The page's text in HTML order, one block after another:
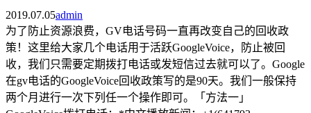
2019.07.05admin
为了防止资源浪费，GV电话号码一直再改变自己的回收政
策！这里给大家几个电话用于活跃GoogleVoice，防止被回
收，我们只需要定期拨打电话或发短信过去就可以了。Google
在gv电话的GoogleVoice回收政策写的是90天。我们一般保持
两个月进行一次下列任一个操作即可。「方法一」